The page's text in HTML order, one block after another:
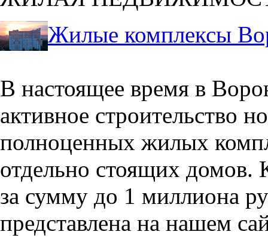
Жилые комплексы
В настоящее время в
активное строительство
полноценных жилых
отдельно стоящих домов.
за сумму до 1 миллиона
представлена на нашем